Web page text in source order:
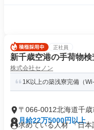
正社員
新千歳空港の手荷物検
株式会社セノン
1K以上の築浅寮完備（
〒066-0012北海道千歳
月給22万5000円以上
求めている人材 『日本